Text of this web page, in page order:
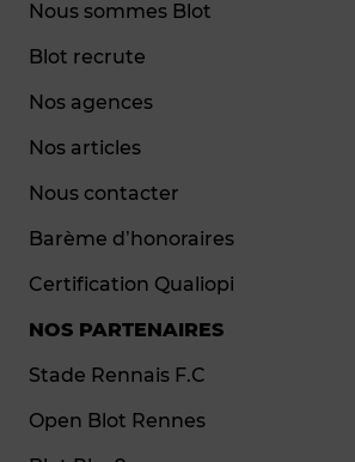
Nous sommes Blot
Blot recrute
Nos agences
Nos articles
Nous contacter
Barème d’honoraires
Certification Qualiopi
NOS PARTENAIRES
Stade Rennais F.C
Open Blot Rennes